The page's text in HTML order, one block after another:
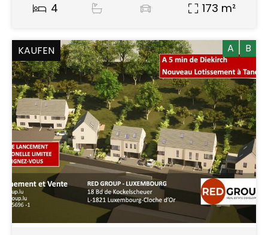
4 173 m²
KAUFEN A B